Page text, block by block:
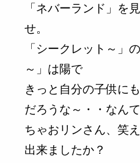
「ネバーランド」を
せ。
「シークレット～」
～」は陽で
きっと自分の子供に
だろうな～・・なんて
ちゃおリンさん、笑
出来ましたか？